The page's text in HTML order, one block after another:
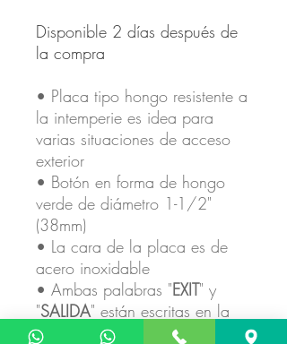
Disponible 2 días después de
la compra
• Placa tipo hongo resistente a
la intemperie es idea para
varias situaciones de acceso
exterior
• Botón en forma de hongo
verde de diámetro 1-1/2"
(38mm)
• La cara de la placa es de
acero inoxidable
• Ambas palabras "EXIT" y
"SALIDA" están escritas en la
placa